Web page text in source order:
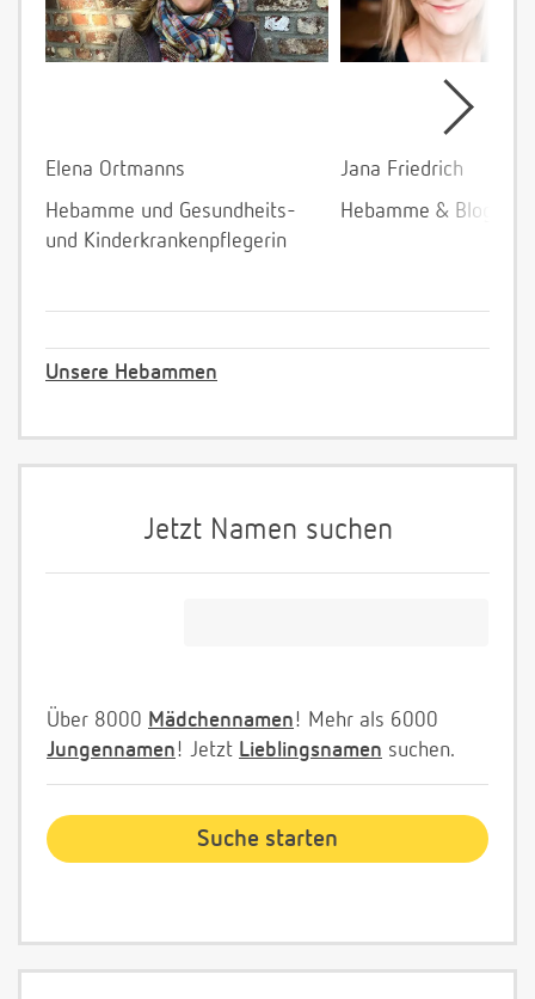
Elena Ortmanns
Hebamme und Gesundheits-
und Kinderkrankenpflegerin
Jana Friedrich
Hebamme &
Unsere Hebammen
Jetzt Namen suchen
Über 8000 Mädchennamen! Mehr als 6000
Jungennamen! Jetzt Lieblingsnamen suchen.